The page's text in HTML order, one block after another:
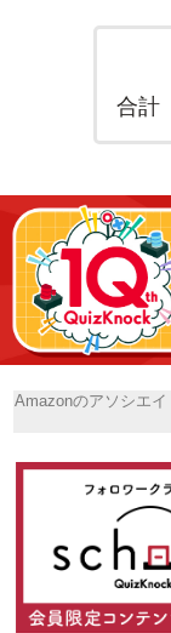
合計
Amazonのアソシエ